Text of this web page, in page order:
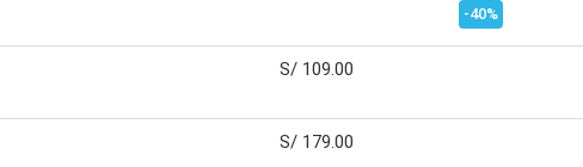
-40%
S/ 109.00
S/ 179.00